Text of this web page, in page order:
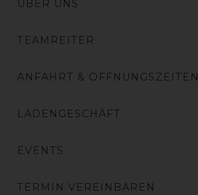
ÜBER UNS
TEAMREITER
ANFAHRT & ÖFFNUNGSZEITEN
LADENGESCHÄFT
EVENTS
TERMIN VEREINBAREN